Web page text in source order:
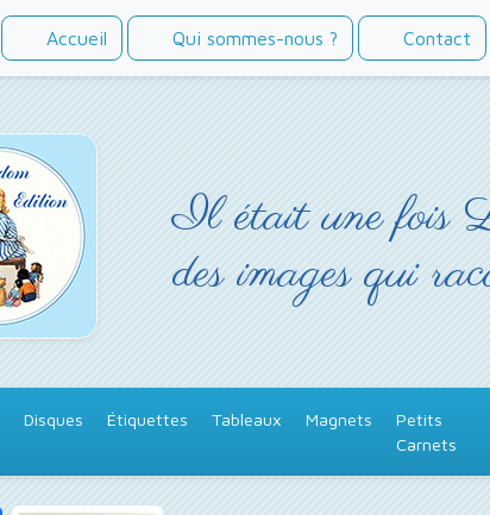
Accueil Qui sommes-nous ? Contact
Il était une fois
des images qui
Disques Étiquettes Tableaux Magnets
Petits
Carnets